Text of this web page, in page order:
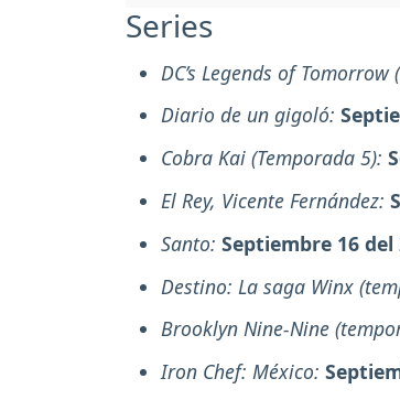
Series
DC’s Legends of
Diario de un gigoló:
Cobra Kai (Temporada 5):
El Rey, Vicente Fernández:
Santo: Septiembre 16 del
Destino: La saga Winx
Brooklyn Nine-Nine
Iron Chef: México: